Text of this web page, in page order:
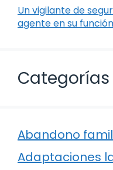
Un vigilante de
agente en su función
Categorías
Abandono
Adaptaciones